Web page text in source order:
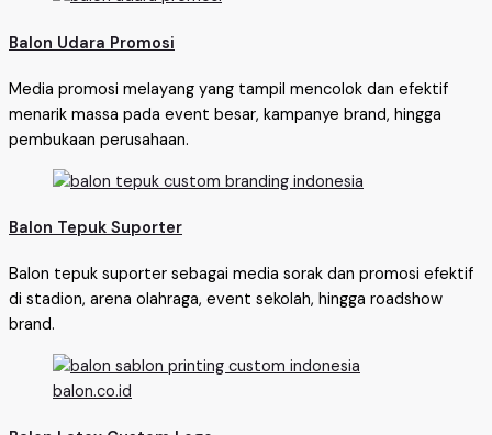
Balon Udara Promosi
Media promosi melayang yang tampil mencolok dan efektif
menarik massa pada event besar, kampanye brand, hingga
pembukaan perusahaan.
Balon Tepuk Suporter
Balon tepuk suporter sebagai media sorak dan promosi efektif
di stadion, arena olahraga, event sekolah, hingga roadshow
brand.